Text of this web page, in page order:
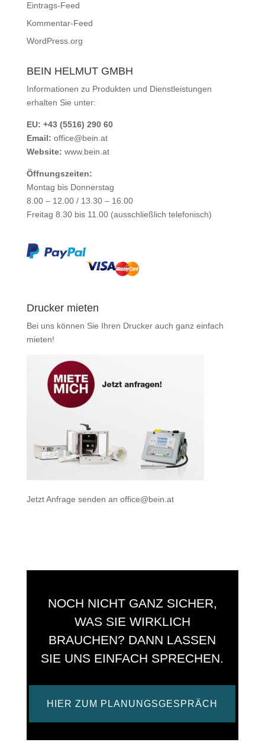
Eintrags-Feed
Kommentar-Feed
WordPress.org
BEIN HELMUT GMBH
Informationen zu Produkten und Dienstleistungen
erhalten Sie unter:
EU: +43 (5516) 290 60
Email: office@bein.at
Website: www.bein.at
Öffnungszeiten:
Montag bis Donnerstag
8.00 – 12.00 / 13.30 – 16.00
Freitag 8.30 bis 11.00 (ausschließlich telefonisch)
Drucker mieten
Bei uns können Sie Ihren Drucker auch ganz einfach
mieten!
Jetzt Anfrage senden an office@bein.at
NOCH NICHT GANZ SICHER,
WAS SIE WIRKLICH
BRAUCHEN? DANN LASSEN
SIE UNS EINFACH SPRECHEN.
HIER ZUM PLANUNGSGESPRÄCH